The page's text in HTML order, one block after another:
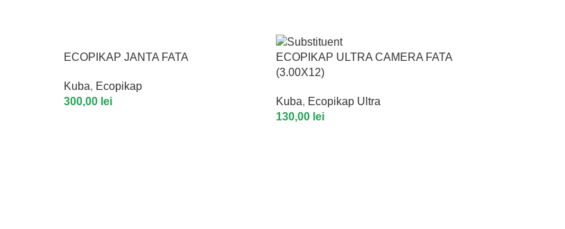
ECOPIKAP JANTA FATA
Kuba, Ecopikap
300,00 lei
ECOPIKAP ULTRA CAMERA FATA
(3.00X12)
Kuba, Ecopikap Ultra
130,00 lei